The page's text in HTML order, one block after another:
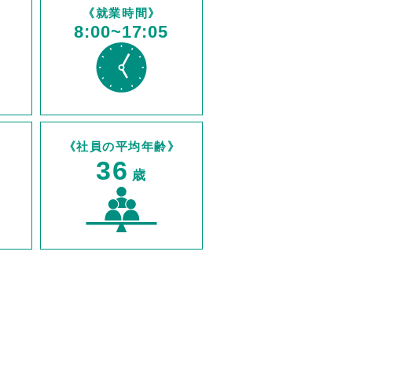
《就業時間》
8:00~17:05
《社員の平均年齢》
36 歳